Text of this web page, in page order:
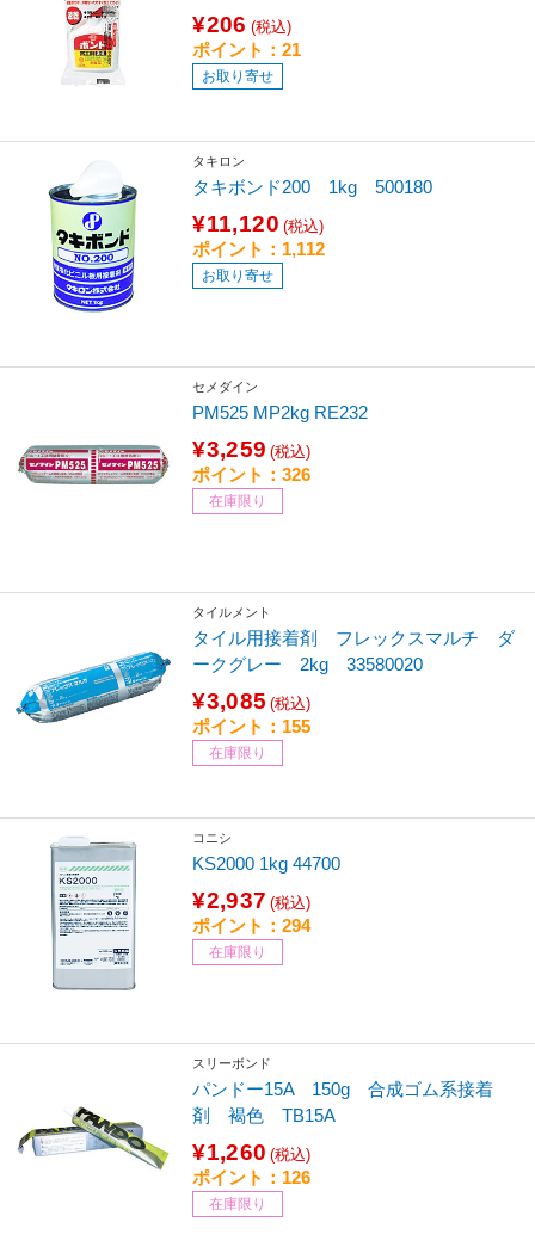
¥206 (税込)
ポイント：21
お取り寄せ
タキロン
タキボンド200 1kg 500180
¥11,120 (税込)
ポイント：1,112
お取り寄せ
セメダイン
PM525 MP2kg RE232
¥3,259 (税込)
ポイント：326
在庫限り
タイルメント
タイル用接着剤 フレックスマルチ ダ
ークグレー 2kg 33580020
¥3,085 (税込)
ポイント：155
在庫限り
コニシ
KS2000 1kg 44700
¥2,937 (税込)
ポイント：294
在庫限り
スリーボンド
パンドー15A 150g 合成ゴム系接着
剤 褐色 TB15A
¥1,260 (税込)
ポイント：126
在庫限り